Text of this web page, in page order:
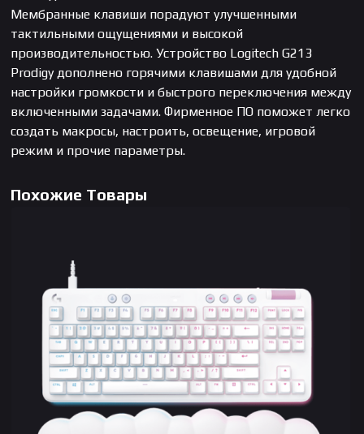
Мембранные клавиши порадуют улучшенными
тактильными ощущениями и высокой
производительностью. Устройство Logitech G213
Prodigy дополнено горячими клавишами для удобной
настройки громкости и быстрого переключения между
включенными задачами. Фирменное ПО поможет легко
создать макросы, настроить, освещение, игровой
режим и прочие параметры.
Похожие Товары